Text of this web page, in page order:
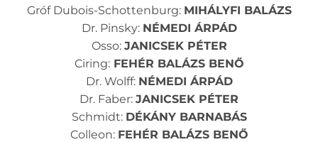
Gróf Dubois-Schottenburg: MIHÁLYFI BALÁZS
Dr. Pinsky: NÉMEDI ÁRPÁD
Osso: JANICSEK PÉTER
Ciring:FEHÉR BALÁZS BENŐ
Dr. Wolff: NÉMEDI ÁRPÁD
Dr. Faber: JANICSEK PÉTER
Schmidt: DÉKÁNY BARNABÁS
Colleon: FEHÉR BALÁZS BENŐ